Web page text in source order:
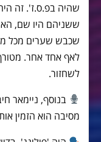
שהיה בפ.ס.ז'. זה
ששניהם היו שם,
שכבש שערים מכל
לאף אחד אחר.
לשחזור.
בנוסף, ניימאר
מסיבה הוא הזמין